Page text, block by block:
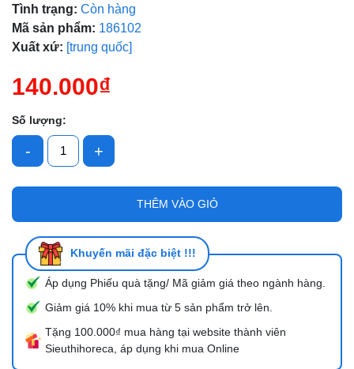
Tình trạng: Còn hàng
Mã sản phẩm: 186102
Xuất xứ: [trung quốc]
140.000₫
Số lượng:
- +
THÊM VÀO GIỎ
Khuyến mãi đặc biệt !!!
Áp dụng Phiếu quà tặng/ Mã giảm giá theo ngành hàng.
Giảm giá 10% khi mua từ 5 sản phẩm trở lên.
Tặng 100.000₫ mua hàng tại website thành viên
Sieuthihoreca, áp dụng khi mua Online